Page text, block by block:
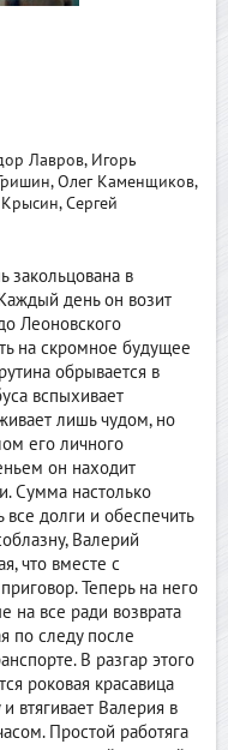
Лавров, Игорь
Олег Каменщиков,
Сергей
закольцована в
день он возит
Леоновского
на скромное будущее
обрывается в
вспыхивает
лишь чудом, но
его личного
он находит
Сумма настолько
долги и обеспечить
Валерий
что вместе с
Теперь на него
на все ради возврата
по следу после
В разгар этого
роковая красавица
втягивает Валерия в
Простой работяга